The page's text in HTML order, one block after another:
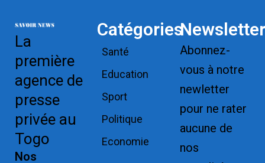
La
première
agence de
presse
privée au
Togo
Nos
Catégories
Santé
Education
Sport
Politique
Economie
Newsletter
Abonnez-
vous à notre
newletter
pour ne rater
aucune de
nos